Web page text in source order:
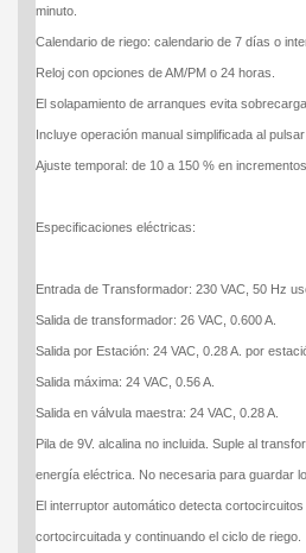
minuto.
Calendario de riego: calendario de 7 días o
Reloj con opciones de AM/PM o 24 horas.
El solapamiento de arranques evita
Incluye operación manual simplificada al
Ajuste temporal: de 10 a 150 % en
Especificaciones eléctricas:
Entrada de Transformador: 230 VAC, 50 Hz
Salida de transformador: 26 VAC, 0.600 A.
Salida por Estación: 24 VAC, 0.28 A. por
Salida máxima: 24 VAC, 0.56 A.
Salida en válvula maestra: 24 VAC, 0.28 A.
Pila de 9V. alcalina no incluida. Suple al
energía eléctrica. No necesaria para guardar
El interruptor automático detecta
cortocircuitada y continuando el ciclo de riego.